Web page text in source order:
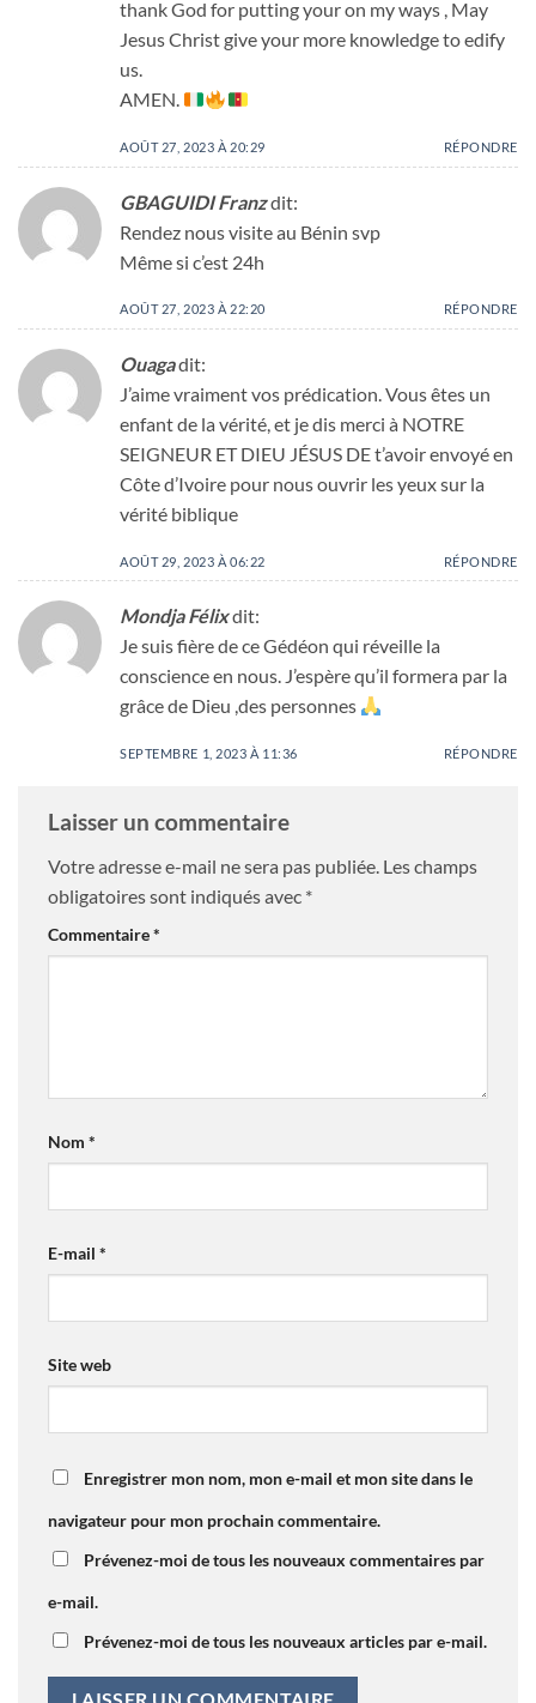
thank God for putting your on my ways , May
Jesus Christ give your more knowledge to edify
us.
AMEN.
AOÛT 27, 2023 À 20:29 RÉPONDRE
GBAGUIDI Franzdit:
Rendez nous visite au Bénin svp
Même si c’est 24h
AOÛT 27, 2023 À 22:20 RÉPONDRE
Ouagadit:
J’aime vraiment vos prédication. Vous êtes un
enfant de la vérité, et je dis merci à NOTRE
SEIGNEUR ET DIEU JÉSUS DE t’avoir envoyé en
Côte d’Ivoire pour nous ouvrir les yeux sur la
vérité biblique
AOÛT 29, 2023 À 06:22 RÉPONDRE
Mondja Félixdit:
Je suis fière de ce Gédéon qui réveille la
conscience en nous. J’espère qu’il formera par la
grâce de Dieu ,des personnes
SEPTEMBRE 1, 2023 À 11:36 RÉPONDRE
Laisser un commentaire
Votre adresse e-mail ne sera pas publiée. Les champs
obligatoires sont indiqués avec *
Commentaire*
Nom *
E-mail *
Site web
Enregistrer mon nom, mon e-mail et mon site dans le
navigateur pour mon prochain commentaire.
Prévenez-moi de tous les nouveaux commentaires par
e-mail.
Prévenez-moi de tous les nouveaux articles par e-mail.